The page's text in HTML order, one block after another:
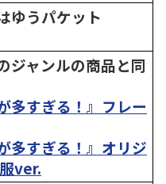
ゆうパケット
ジャンルの商品と同
多すぎる！』フレー
多すぎる！』オリジ
ver.